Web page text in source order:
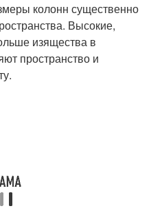
колонн существенно
Высокие,
изящества в
пространство и